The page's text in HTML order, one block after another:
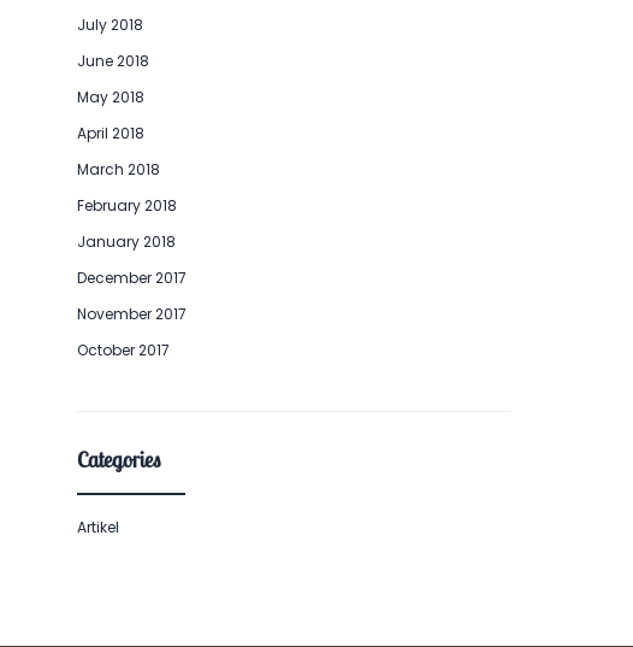
July 2018
June 2018
May 2018
April 2018
March 2018
February 2018
January 2018
December 2017
November 2017
October 2017
Categories
Artikel